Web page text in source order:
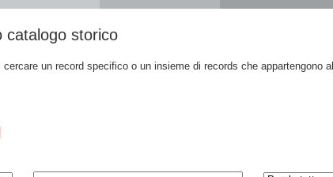
catalogo storico
un record specifico o un insieme di records che appartengono al